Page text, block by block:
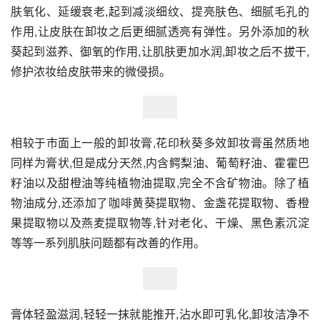
肤氧化、延缓衰老,起到减淡细纹、提亮肤色、细腻毛孔的
作用,让皮肤在卸妆之后更细腻透亮有弹性。另外添加的秋
葵起到滋养、御氧的作用,让肌肤更加水润,卸妆之后不拔干,
修护浓妆给皮肤带来的微侵损。
相较于市面上一般的卸妆膏,花印秋葵多效卸妆膏虽然质地
同样为膏状,但是成分天然,内含鳄梨油、葡萄籽油、霍霍巴
籽油以及甜橙油等纯植物油提取,完全不含矿物油。除了植
物油成分,还添加了咖啡黄葵提取物、金盏花提取物、香橙
果提取物以及燕麦提取物等,针对老化、干燥、黑色素沉淀
等等一系列肌肤问题都有改善的作用。
膏体轻盈滋润,轻轻一抹就能推开,沾水即可乳化,卸妆洁净不